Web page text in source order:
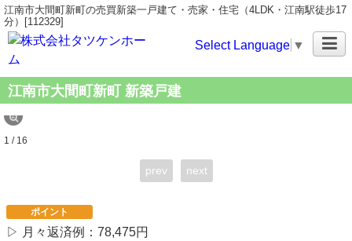
江南市大間町新町の売買新築一戸建て・売家・住宅（4LDK・江南駅徒歩17
分）[112329]
Select Language ▼
江南市大間町新町 新築戸建
1 / 16
prev next
ポイント
▷ 月々返済例：78,475円